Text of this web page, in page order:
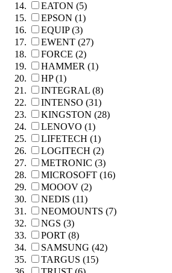
EATON (5)
EPSON (1)
EQUIP (3)
EWENT (27)
FORCE (2)
HAMMER (1)
HP (1)
INTEGRAL (8)
INTENSO (31)
KINGSTON (28)
LENOVO (1)
LIFETECH (1)
LOGITECH (2)
METRONIC (3)
MICROSOFT (16)
MOOOV (2)
NEDIS (11)
NEOMOUNTS (7)
NGS (3)
PORT (8)
SAMSUNG (42)
TARGUS (15)